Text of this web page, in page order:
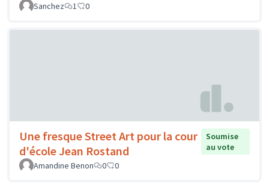
Sanchez 1 0
Une fresque Street Art pour la cour
d'école Jean Rostand
Soumise
au vote
Amandine Benon
0 0